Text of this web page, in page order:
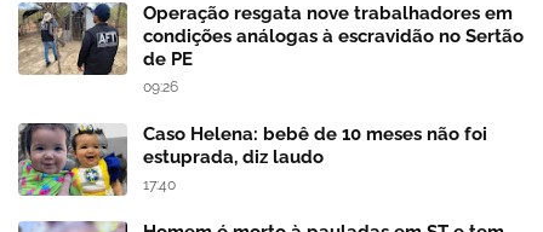
Operação resgata nove trabalhadores em
condições análogas à escravidão no Sertão
de PE
09:26
Caso Helena: bebê de 10 meses não foi
estuprada, diz laudo
17:40